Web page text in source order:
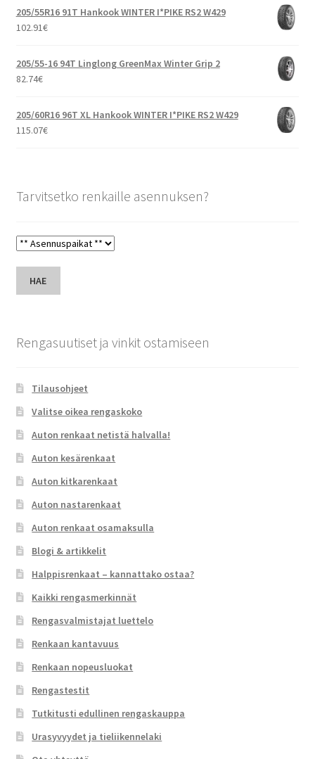
205/55R16 91T Hankook WINTER I*PIKE RS2 W429
102.91€
205/55-16 94T Linglong GreenMax Winter Grip 2
82.74€
205/60R16 96T XL Hankook WINTER I*PIKE RS2 W429
115.07€
Tarvitsetko renkaille asennuksen?
HAE
Rengasuutiset ja vinkit ostamiseen
Tilausohjeet
Valitse oikea rengaskoko
Auton renkaat netistä halvalla!
Auton kesärenkaat
Auton kitkarenkaat
Auton nastarenkaat
Auton renkaat osamaksulla
Blogi & artikkelit
Halppisrenkaat – kannattako ostaa?
Kaikki rengasmerkinnät
Rengasvalmistajat luettelo
Renkaan kantavuus
Renkaan nopeusluokat
Rengastestit
Tutkitusti edullinen rengaskauppa
Urasyvyydet ja tieliikennelaki